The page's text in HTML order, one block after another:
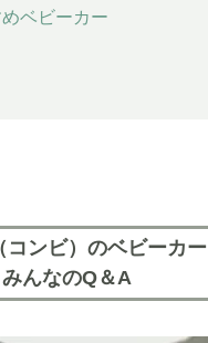
ベビーカー
ンビ）のベビーカー
みんなのQ＆A